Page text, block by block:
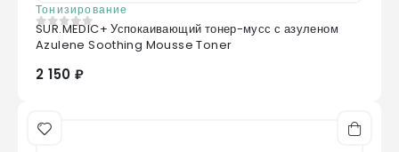
Тонизирование
0 из 5
SUR.MEDIC+ Успокаивающий тонер-мусс с азуленом
Azulene Soothing Mousse Toner
2 150 ₽